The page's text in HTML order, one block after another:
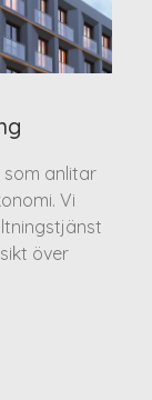
anlitar
Vi
över